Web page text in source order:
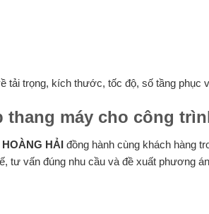
tải trọng, kích thước, tốc độ, số tầng phục
thang máy cho công
HẢI đồng hành cùng khách hàng
tư vấn đúng nhu cầu và đề xuất phương